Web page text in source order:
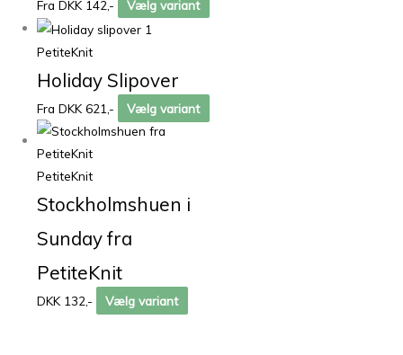
Fra DKK 142,- Vælg variant
PetiteKnit
Holiday Slipover
Fra DKK 621,- Vælg variant
PetiteKnit
Stockholmshuen i
Sunday fra
PetiteKnit
DKK 132,- Vælg variant